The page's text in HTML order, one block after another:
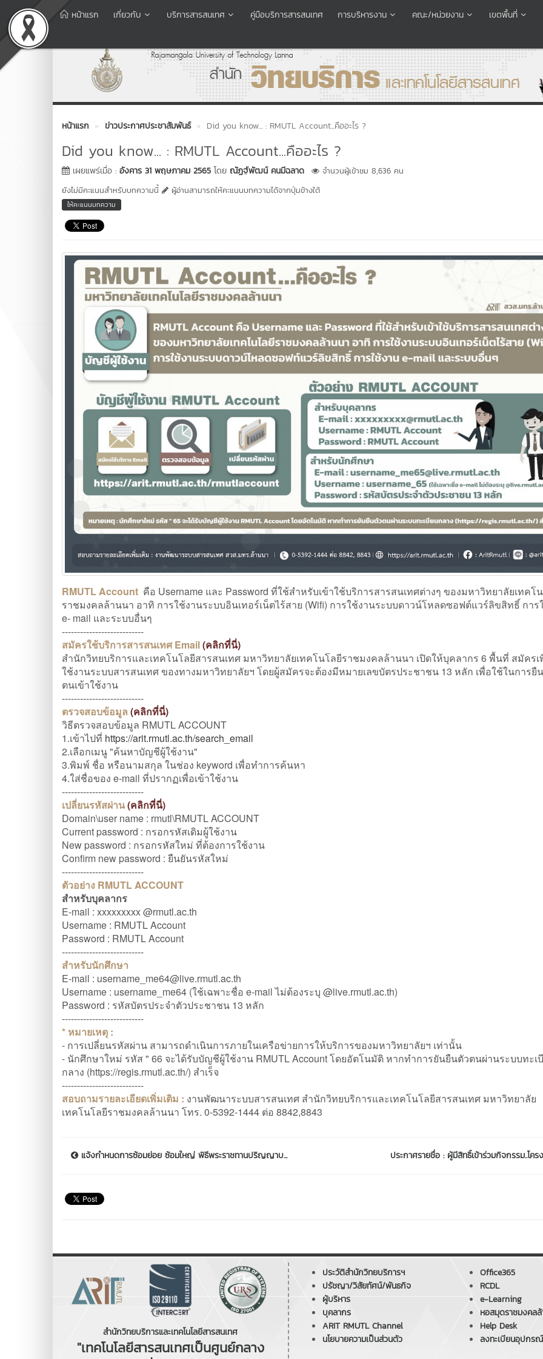
หน้าแรก เกี่ยวกับ บริการสารสนเทศ คู่มือบริการสารสนเทศ การบริหารงาน คณะ/หน่วยงาน เขตพื้นที่
หน้าแรก ข่าวประกาศประชาสัมพันธ์ Did you know... : RMUTL Account...คืออะไร ?
Did you know... : RMUTL Account...คืออะไร ?
เผยแพร่เมื่อ : อังคาร 31 พฤษภาคม 2565 โดย ณัฏฐ์พัฒน์ คนมีฉลาด
จำนวนผู้เข้าชม 8,636 คน
ยังไม่มีคะแนนสำหรับบทความนี้
ผู้อ่านสามารถให้คะแนนบทความได้จากปุ่มข้างใต้
ให้คะแนนบทความ
RMUTL Account คือ Username และ Password ที่ใช้สำหรับเข้าใช้บริการสารสนเทศต่างๆ ของมหาวิทยาลัยเทคโ
ราชมงคลล้านนา อาทิ การใช้งานระบบอินเทอร์เน็ตไร้สาย (Wifi) การใช้งานระบบดาวน์โหลดซอฟต์แวร์ลิขสิทธิ์ การ
e- mail และระบบอื่นๆ
---------------------------
สมัครใช้บริการสารสนเทศ Email(คลิกที่นี่)
สำนักวิทยบริการและเทคโนโลยีสารสนเทศ มหาวิทยาลัยเทคโนโลยีราชมงคลล้านนา เปิดให้บุคลากร 6 พื้นที่ สมัคร
ใช้งานระบบสารสนเทศ ของทางมหาวิทยาลัยฯ โดยผู้สมัครจะต้องมีหมายเลขบัตรประชาชน 13 หลัก เพื่อใช้ในการยื
ตนเข้าใช้งาน
---------------------------
ตรวจสอบข้อมูล (คลิกที่นี่)
วิธีตรวจสอบข้อมูล RMUTL ACCOUNT
1.เข้าไปที่ https://arit.rmutl.ac.th/search_email
2.เลือกเมนู "ค้นหาบัญชีผู้ใช้งาน"
3.พิมพ์ ชื่อ หรือนามสกุล ในช่อง keyword เพื่อทำการค้นหา
4.ใส่ชื่อของ e-mail ที่ปรากฏเพื่อเข้าใช้งาน
---------------------------
เปลี่ยนรหัสผ่าน(คลิกที่นี่)
Domain\user name : rmutl\RMUTL ACCOUNT
Current password : กรอกรหัสเดิมผู้ใช้งาน
New password : กรอกรหัสใหม่ ที่ต้องการใช้งาน
Confirm new password : ยืนยันรหัสใหม่
---------------------------
ตัวอย่าง RMUTL ACCOUNT
สำหรับบุคลากร
E-mail : xxxxxxxxx @rmutl.ac.th
Username : RMUTL Account
Password : RMUTL Account
---------------------------
สำหรับนักศึกษา
E-mail : username_me64@live.rmutl.ac.th
Username : username_me64 (ใช้เฉพาะชื่อ e-mail ไม่ต้องระบุ @live.rmutl.ac.th)
Password : รหัสบัตรประจำตัวประชาชน 13 หลัก
---------------------------
* หมายเหตุ :
- การเปลี่ยนรหัสผ่าน สามารถดำเนินการภายในเครือข่ายการให้บริการของมหาวิทยาลัยฯ เท่านั้น
- นักศึกษาใหม่ รหัส " 66 จะได้รับบัญชีผู้ใช้งาน RMUTL Account โดยอัตโนมัติ หากทำการยันยืนตัวตนผ่านระบบทะเ
กลาง (https://regis.rmutl.ac.th/) สำเร็จ
---------------------------
สอบถามรายละเอียดเพิ่มเติม : งานพัฒนาระบบสารสนเทศ สำนักวิทยบริการและเทคโนโลยีสารสนเทศ มหาวิทยาลัย
เทคโนโลยีราชมงคลล้านนา โทร. 0-5392-1444 ต่อ 8842,8843
แจ้งกำหนดการซ้อมย่อย ซ้อมใหญ่ พิธีพระราชทานปริญญาบ... ประกาศรายชื่อ : ผู้มีสิทธิ์เข้าร่วมกิจกรรม..โคร
สำนักวิทยบริการและเทคโนโลยีสารสนเทศ
"เทคโนโลยีสารสนเทศเป็นศูนย์กลาง
ประวัติสำนักวิทยบริการฯ
ปรัชญา/วิสัยทัศน์/พันธกิจ
ผู้บริหาร
บุคลากร
ARIT RMUTL Channel
นโยบายความเป็นส่วนตัว
Office365
RCDL
e-Learning
หอสมุดราชมงคลล้
Help Desk
ลงทะเบียนอุปกรณ์